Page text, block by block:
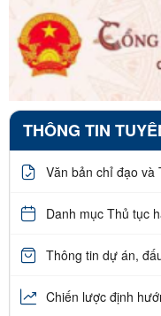
THÔNG TIN
Văn bản chỉ đạo và
Danh mục Thủ tục
Thông tin dự án,
Chiến lược định